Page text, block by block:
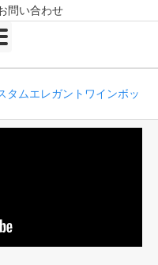
問い合わせ
タムエレガントワインボッ